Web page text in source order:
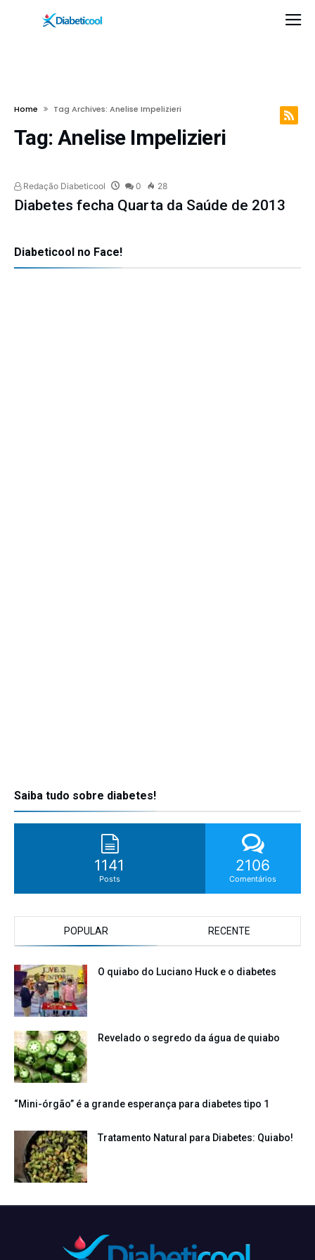
Home Tag Archives: Anelise Impelizieri
Tag: Anelise Impelizieri
Redação Diabeticool 0 28
Diabetes fecha Quarta da Saúde de 2013
Diabeticool no Face!
Saiba tudo sobre diabetes!
1141
Posts
2106
Comentários
POPULAR RECENTE
O quiabo do Luciano Huck e o diabetes
Revelado o segredo da água de quiabo
“Mini-órgão” é a grande esperança para diabetes tipo 1
Tratamento Natural para Diabetes: Quiabo!